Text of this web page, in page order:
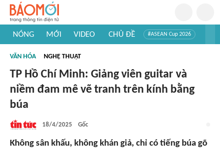
NÓNG MỚI VIDEO CHỦ ĐỀ #ASEAN Cup 2026
#Khám phá thế giới
VĂN HÓA NGHỆ THUẬT
TP Hồ Chí Minh: Giảng viên guitar và
niềm đam mê vẽ tranh trên kính bằng
búa
18/4/2025 Gốc
Không sân khấu, không khán giả, chỉ có tiếng búa gõ